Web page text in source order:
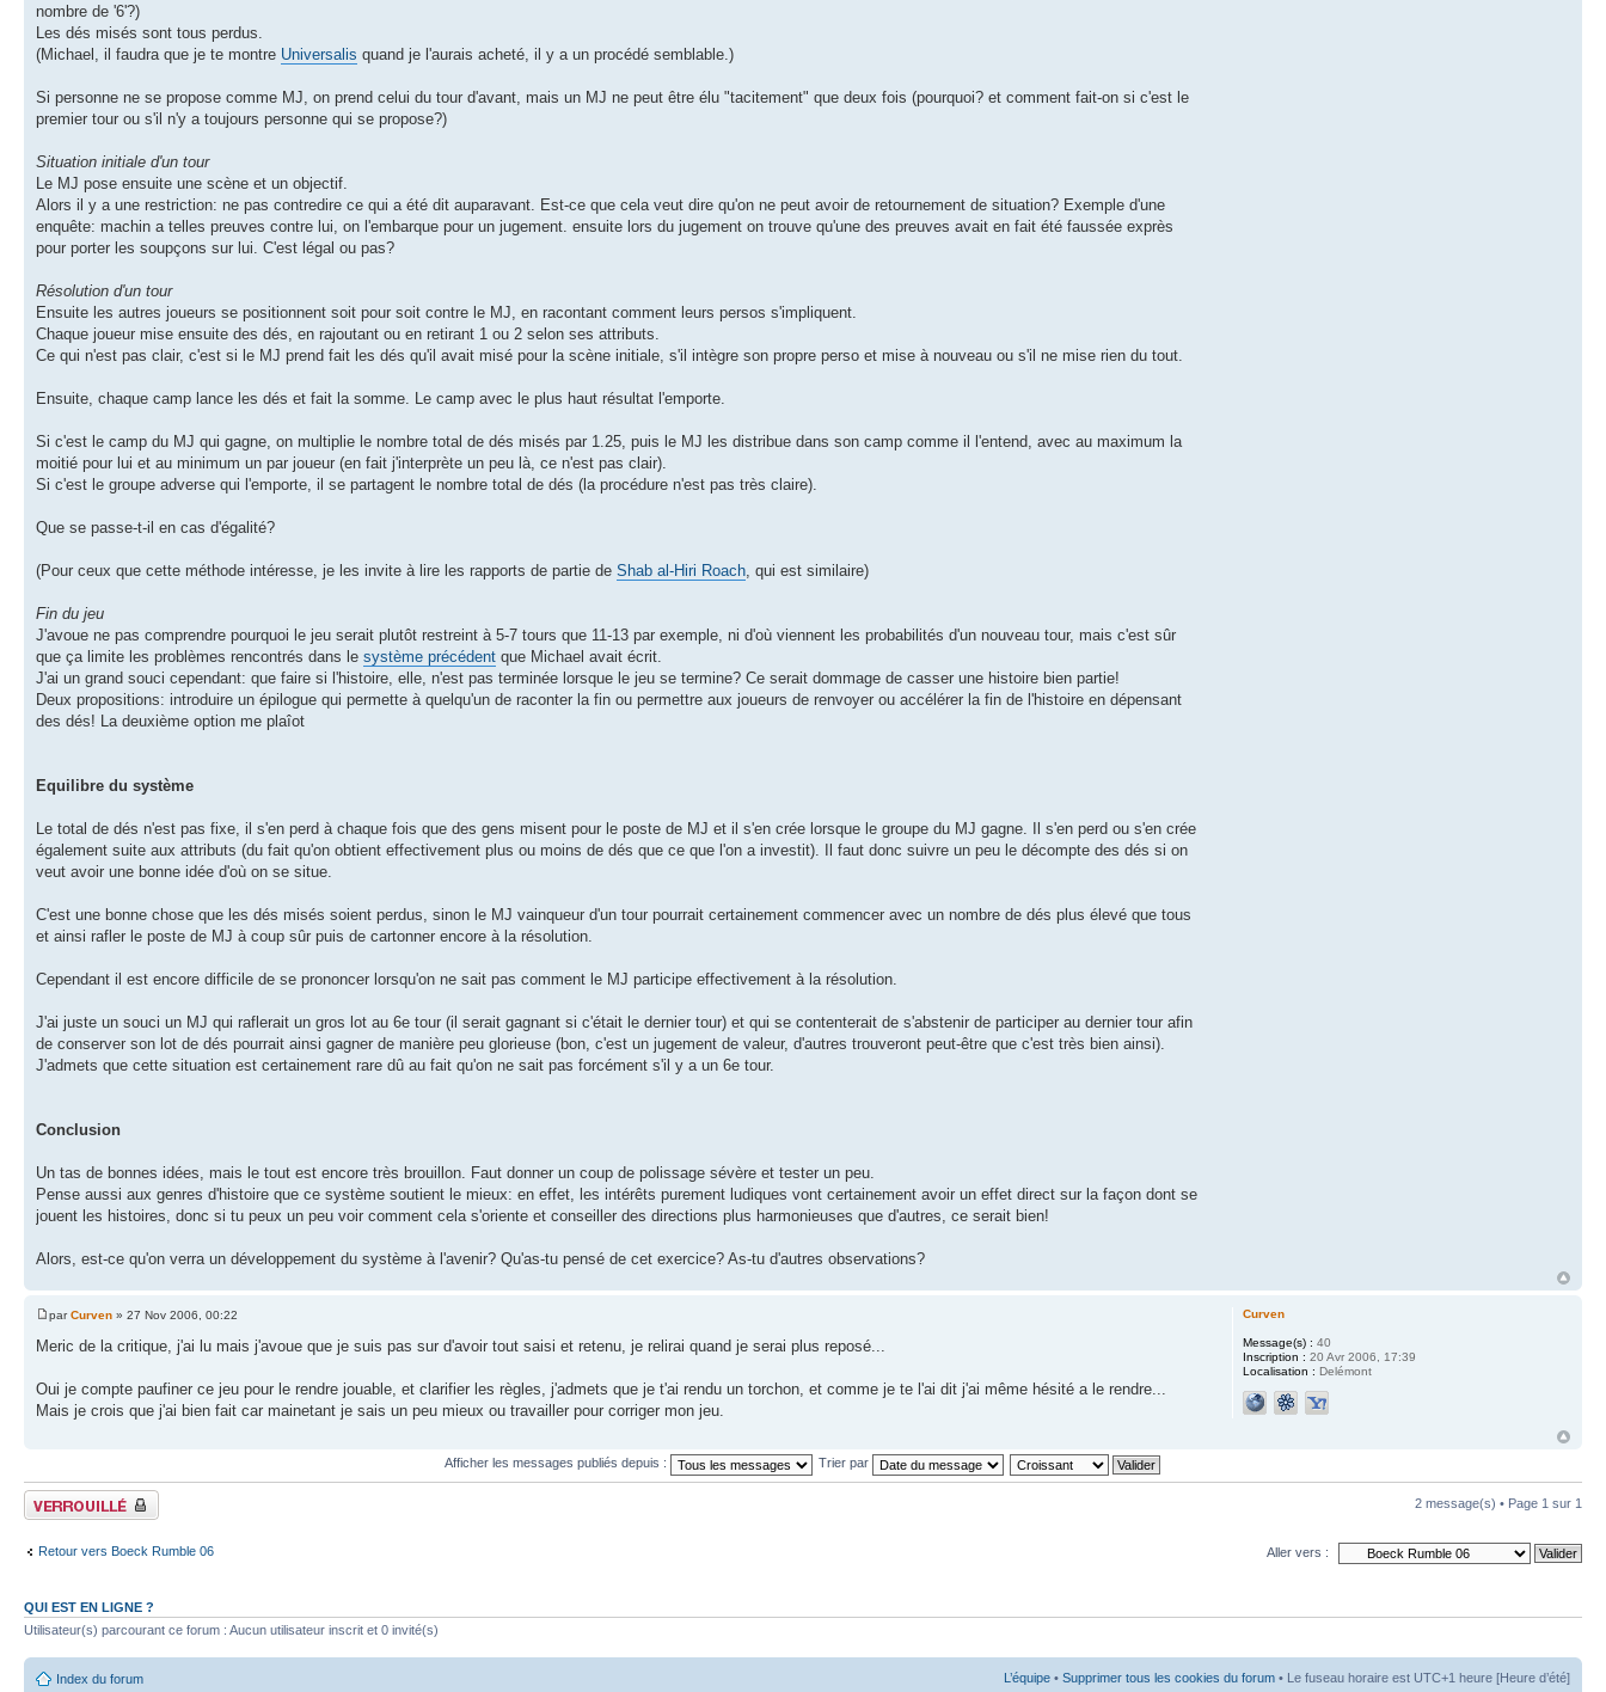
nombre de '6'?)
Les dés misés sont tous perdus.
(Michael, il faudra que je te montre Universalis quand je l'aurais acheté, il y a un procédé semblable.)
Si personne ne se propose comme MJ, on prend celui du tour d'avant, mais un MJ ne peut être élu "tacitement" que deux fois (pourquoi? et comment fait-on si c'est le
premier tour ou s'il n'y a toujours personne qui se propose?)
Situation initiale d'un tour
Le MJ pose ensuite une scène et un objectif.
Alors il y a une restriction: ne pas contredire ce qui a été dit auparavant. Est-ce que cela veut dire qu'on ne peut avoir de retournement de situation? Exemple d'une
enquête: machin a telles preuves contre lui, on l'embarque pour un jugement. ensuite lors du jugement on trouve qu'une des preuves avait en fait été faussée exprès
pour porter les soupçons sur lui. C'est légal ou pas?
Résolution d'un tour
Ensuite les autres joueurs se positionnent soit pour soit contre le MJ, en racontant comment leurs persos s'impliquent.
Chaque joueur mise ensuite des dés, en rajoutant ou en retirant 1 ou 2 selon ses attributs.
Ce qui n'est pas clair, c'est si le MJ prend fait les dés qu'il avait misé pour la scène initiale, s'il intègre son propre perso et mise à nouveau ou s'il ne mise rien du tout.
Ensuite, chaque camp lance les dés et fait la somme. Le camp avec le plus haut résultat l'emporte.
Si c'est le camp du MJ qui gagne, on multiplie le nombre total de dés misés par 1.25, puis le MJ les distribue dans son camp comme il l'entend, avec au maximum la
moitié pour lui et au minimum un par joueur (en fait j'interprète un peu là, ce n'est pas clair).
Si c'est le groupe adverse qui l'emporte, il se partagent le nombre total de dés (la procédure n'est pas très claire).
Que se passe-t-il en cas d'égalité?
(Pour ceux que cette méthode intéresse, je les invite à lire les rapports de partie de Shab al-Hiri Roach , qui est similaire)
Fin du jeu
J'avoue ne pas comprendre pourquoi le jeu serait plutôt restreint à 5-7 tours que 11-13 par exemple, ni d'où viennent les probabilités d'un nouveau tour, mais c'est sûr
que ça limite les problèmes rencontrés dans le système précédent que Michael avait écrit.
J'ai un grand souci cependant: que faire si l'histoire, elle, n'est pas terminée lorsque le jeu se termine? Ce serait dommage de casser une histoire bien partie!
Deux propositions: introduire un épilogue qui permette à quelqu'un de raconter la fin ou permettre aux joueurs de renvoyer ou accélérer la fin de l'histoire en dépensant
des dés! La deuxième option me plaîot
Equilibre du système
Le total de dés n'est pas fixe, il s'en perd à chaque fois que des gens misent pour le poste de MJ et il s'en crée lorsque le groupe du MJ gagne. Il s'en perd ou s'en crée
également suite aux attributs (du fait qu'on obtient effectivement plus ou moins de dés que ce que l'on a investit). Il faut donc suivre un peu le décompte des dés si on
veut avoir une bonne idée d'où on se situe.
C'est une bonne chose que les dés misés soient perdus, sinon le MJ vainqueur d'un tour pourrait certainement commencer avec un nombre de dés plus élevé que tous
et ainsi rafler le poste de MJ à coup sûr puis de cartonner encore à la résolution.
Cependant il est encore difficile de se prononcer lorsqu'on ne sait pas comment le MJ participe effectivement à la résolution.
J'ai juste un souci un MJ qui raflerait un gros lot au 6e tour (il serait gagnant si c'était le dernier tour) et qui se contenterait de s'abstenir de participer au dernier tour afin
de conserver son lot de dés pourrait ainsi gagner de manière peu glorieuse (bon, c'est un jugement de valeur, d'autres trouveront peut-être que c'est très bien ainsi).
J'admets que cette situation est certainement rare dû au fait qu'on ne sait pas forcément s'il y a un 6e tour.
Conclusion
Un tas de bonnes idées, mais le tout est encore très brouillon. Faut donner un coup de polissage sévère et tester un peu.
Pense aussi aux genres d'histoire que ce système soutient le mieux: en effet, les intérêts purement ludiques vont certainement avoir un effet direct sur la façon dont se
jouent les histoires, donc si tu peux un peu voir comment cela s'oriente et conseiller des directions plus harmonieuses que d'autres, ce serait bien!
Alors, est-ce qu'on verra un développement du système à l'avenir? Qu'as-tu pensé de cet exercice? As-tu d'autres observations?
parCurven » 27 Nov 2006, 00:22
Meric de la critique, j'ai lu mais j'avoue que je suis pas sur d'avoir tout saisi et retenu, je relirai quand je serai plus reposé...
Oui je compte paufiner ce jeu pour le rendre jouable, et clarifier les règles, j'admets que je t'ai rendu un torchon, et comme je te l'ai dit j'ai même hésité a le rendre...
Mais je crois que j'ai bien fait car mainetant je sais un peu mieux ou travailler pour corriger mon jeu.
Curven
Message(s) : 40
Inscription : 20 Avr 2006, 17:39
Localisation : Delémont
Afficher les messages publiés depuis : Trier par
Fil verrouillé 2 message(s) • Page 1 sur 1
Retour vers Boeck Rumble 06 Aller vers :
QUI EST EN LIGNE ?
Utilisateur(s) parcourant ce forum : Aucun utilisateur inscrit et 0 invité(s)
Index du forum L’équipe • Supprimer tous les cookies du forum • Le fuseau horaire est UTC+1 heure [Heure d’été]